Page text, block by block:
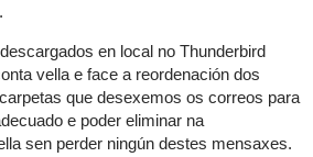
en local no Thunderbird
vella e face a reordenación dos
que desexemos os correos para
e poder eliminar na
sen perder ningún destes mensaxes.